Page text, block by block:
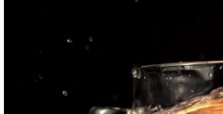
Vecteurs
Images Éditoriales
Événements Éditoriaux